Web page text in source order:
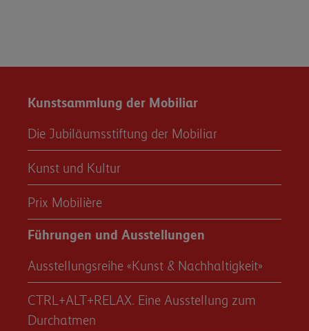
Kunstsammlung der Mobiliar
Die Jubiläumsstiftung der Mobiliar
Kunst und Kultur
Prix Mobilière
Führungen und Ausstellungen
Ausstellungsreihe «Kunst & Nachhaltigkeit»
CTRL+ALT+RELAX. Eine Ausstellung zum
Durchatmen